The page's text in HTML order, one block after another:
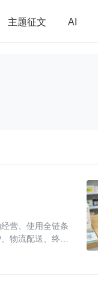
主题征文 AI
营、使用全链条
物流配送、终端